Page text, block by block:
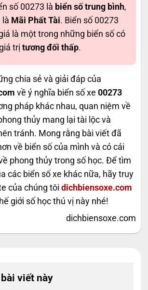
số 00273 là biển số trung bình,
là Mãi Phất Tài. Biển số 00273
là một trong những biển số có
giá trị tương đối thấp.
chia sẻ và giải đáp của
về ý nghĩa biển số xe 00273
pháp khác nhau, quan niệm về
thủy mang lại tài lộc và
tránh. Mong rằng bài viết đã
về biển số của mình và có cái
phong thủy trong số học. Để tìm
các biển số xe khác nữa, hãy truy
của chúng tôi dichbiensoxe.com
giới số học thú vị này nhé!
dichbiensoxe.com
viết này